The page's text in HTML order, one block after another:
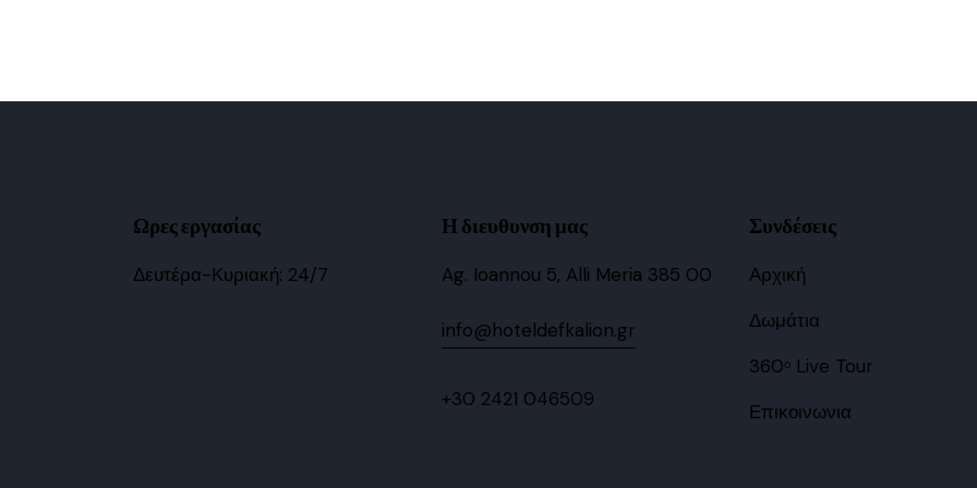
Ωρες εργασίας
Δευτέρα-Κυριακή: 24/7
Η διευθυνση μας
Ag. Ioannou 5, Alli Meria 385 00
info@hoteldefkalion.gr
+30 2421 046509
Συνδέσεις
Αρχική
Δωμάτια
360ᵒ Live Tour
Επικοινωνια